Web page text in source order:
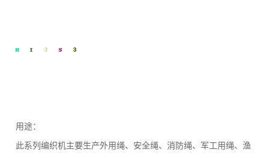
用途：
此系列编织机主要生产外用绳、安全绳、消防绳、军工用绳、渔